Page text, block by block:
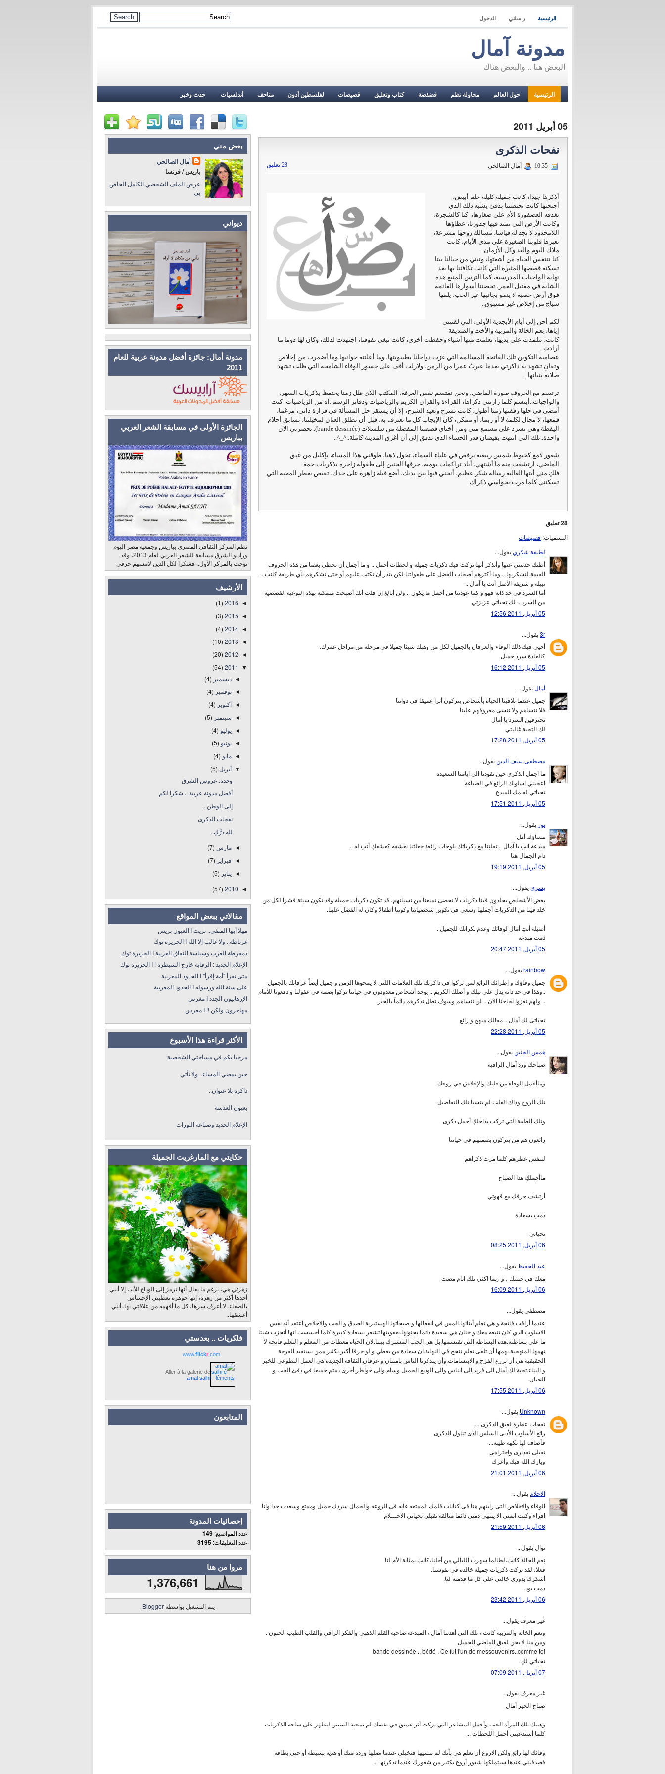
الرئيسية راسلني الدخول
مدونة آمال
البعض هنا .. والبعض هناك
الرئيسية حول العالم محاولة نظم فضفضة كتاب وتعليق قصيصات لفلسطين أدون متاحف أندلسيات حدث وخبر
05 أبريل 2011
نفحات الذكرى
28 تعليق أمال الصالحي
أذكرها جيدا، كانت جميلة كليلة حلم أبيض،
أجنحتها كانت تحتضننا بدفئ يشبه ذلك الذي
تغدقه العصفورة الأم على صغارها، كنا كالشجرة،
وكانت الأرض التي تمتد فيها جذورنا، عطاؤها
اللامحدود لا تجد له قياسا، مسالك روحها مشرعة،
تعبرها قلوبنا الصغيرة على مدى الأيام، كانت
ملاك اليوم والغد وكل الأزمان..
كنا نتنفس الحياة من أشعتها، ونبني من خيالنا بيتا
تسكنه قصصها المثيرة التي كانت تكافئنا بها بعد
نهاية الواجبات المدرسية، كما الترس المنيع هذه
الشابة في مقتبل العمر، تحصننا أسوارها القائمة
فوق أرض خصبة لا ينمو بجانبها غير الحب، يلفها
سياج من إخلاص غير مسبوق..
لكم أحن إلى أيام الأبجدية الأولى، التي لقنتني
إياها، نِعم الخالة والمربية والأخت والصديقة
كانت، تتلمذت على يديها، تعلمت منها أشياء وحفظت أخرى، كانت تبغي تفوقنا، اجتهدت لذلك، وكان لها دوما ما
أرادت..
عصامية التكوين تلك الفاتحة المسالمة التي غزت دواخلنا بطيبوبتها، وما أعلنته جوانبها وما أضمرت من إخلاص
وتفانٍ تشهد به ذاكرتي بعدما عبرتُ عمرا من الزمن، ولازلت أقف على جسور الوفاء الشامخة التي ظلت تشهد
صلابة بنيانها..
ترتسم مع الحروف صورة الماضي، ونحن نقتسم نفس الغرفة، المكتب الذي ظل زمنا يحتفظ بذكريات السهر،
والواجبات..أبتسم كلما زارتني ذكراها، القراءة والقرآن الكريم والرياضيات ودفاتر الرسم..آه من الرياضيات، كنت
أمضي في حلها رفقتها زمنا أطول، كانت تشرح وتعيد الشرح، إلا أن يستقر حل المسألة في قرارة ذاتي، مرغما،
فمعها، لا مجال لكلمة لا أو ربما، أو ممكن، كان الإيجاب كل ما تعترف به، قبل أن نطلق العنان لمخيلتنا، نسابق أحلام
اليقظة وهي تسرد على مسمع مني ومن أختاي قصصنا المفضلة من سلسلات (bande dessinée)..تحضرني الان
واحدة..تلك التي انتهت بفيضان قدر الحساء الذي تدفق إلى أن أغرق المدينة كاملة..^_^..
شعور لامع كخيوط شمس ربيعية يرقص في علياء السماء، تحول ذهبا، طوقني هذا المساء، بإكليل من عبق
الماضي، ارتشفت منه ما أشتهي، أباد تراكمات يومية، جرفها الحنين إلى طفولة زاخرة بذكريات جمة..
فلكِ مني أيتها الغالية رسالة شكر عظيم، أنحني فيها بين يديك، أضع قبلة زاهرة على خدك، تفيض بعطر المحبة التي
تسكنني كلما مرت بحواسي ذكراك.
28 تعليق
التسميات: قصيصات
لطيفة شكرييقول...
أظنك حدثتني عنها وأتذكر أنها تركت فيك ذكريات جميلة و لحظات أجمل .. و ما أجمل أن تخطي بعضا من هذه الحروف
القيمة لتشكريها ...وما أكثرهم أصحاب الفضل على طفولتنا لكن ينذر أن نكتب عليهم أو حتى نشكرهم بأي طريقة كانت ..
نبيلة و شريفة الأصل أنت يا آمال ..
أما السرد في حد ذاته فهو و كما عودتنا من أجمل ما يكون .. ولن أبالغ إن قلت أنك أصبحت متمكنة بهذه النوعية القصصية
من السرد .. لك تحياتي عزيزتي
05 أبريل, 2011 12:56
3rيقول...
أحيي فيك ذلك الوفاء والعرفان بالجميل لكل من وهبك شيئا جميلا في مرحلة من مراحل عمرك.
كالعادة سرد جميل
05 أبريل, 2011 16:12
أمال يقول...
جميل عندما تلاقينا الحياة بأشخاص يتركون أثرا عميقا في دواتنا
فلا ننساهم ولا ننسى معروفهم علينا
تحترفين السرد يا أمال
لك التحية غاليتي
05 أبريل, 2011 17:28
مصطفى سيف الدين يقول...
ما اجمل الذكرى حين تقودنا الى ايامنا السعيدة
اعجبني اسلوبك الرائع في الصياغة
تحياتي لقلمك المبدع
05 أبريل, 2011 17:51
نور يقول...
مساؤك أمل
مبدعة انتِ يا آمال .. نقلتِنا مع ذكرياتك بلوحات رائعة جعلتنا نعشقه كعشقكِ أنتِ له ..
دام الجمال هنا
05 أبريل, 2011 19:19
يسرىيقول...
بعض الأشخاص يخلدون فينا ذكريات لا تحصى تمنعنا من نسيانهم، قد تكون ذكريات جميلة وقد تكون سيئة فشرا لكل من
خلد فينا من الذكريات أجملها وسعى في تكوين شخصياتنا وكوننا أطفالا وكان له الفضل علينا.
أصيلة أنتِ أمال لوفائك وعدم نكرانك للجميل .
دمت مبدعة
05 أبريل, 2011 20:47
rainbowيقول...
جميل وفاؤك و إطرائك الرائع لمن تركوا فى ذاكرتك تلك العلامات اللتى لا يمحوها الزمن و جميل أيضاً عرفانك بالجميل
..وهذا فى حد ذاته يدل على نبلك و أصلك الكريم .. يوجد أشخاص معدودون فى حياتنا تركوا بصمة فى عقولنا و دفعونا للأمام
.. ولهم نعزوا نجاحنا الان .. لن ننساهم وسوف نظل نذكرهم دائماً بالخير
تحياتى لك أمال .. مقالك مبهج و رائع
05 أبريل, 2011 22:28
همس الحنين يقول...
صباحك ورد آمال الراقية
وماأجمل الوفاء من قلبك والإخلاص في روحك
تلك الروح وذاك القلب لم ينسيا تلك التفاصيل
وتلك الطيبة التي تركت بداخلكِ أجمل ذكرى
رائعون هم من يتركون بصمتهم في حياتنا
لنتفس عطرهم كلما مرت ذكراهم
ماأجملكِ هذا الصباح
أرتشف حرفك مع قهوتي
دمتِ بسعادة
تحياتي
06 أبريل, 2011 08:25
عبد الحفيظ يقول...
معك في حنينك ، و ربما اكثر، تلك ايام مضت
06 أبريل, 2011 16:09
مصطفى يقول...
عندما أراقب فاتحة و هي تعلم أبنائها.المس في انفعالها و صيحاتها الهستيرية الصدق و الحب والاخلاص.اعتقد أنه نفس
الاسلوب الدي كان تتبعه معك و حنان.هي سعيدة دائما بجنونها.بعفويتها.تشعر بسعادة كبيرة كلما أحسست انها أنجزت شيئا
ما على بساطته.هده البساطة التي نقتسمها.بل هي الحب المشترك بيننا.لان الحياة معطات من المعلم و التعلم.فاتحة لا
تهمها المنهجية.يهمها أن تلقى.تعلم.تنجح في النهاية.ان سعادة من يعطي و لو حرفا أكبر بكثير ممن يستفيد.الفرحة
الحقيقية هي أن نزرع الفرح و الابتسامات.وأن يتدكرنا الناس بامتنان و عرفان.الثقافة الجديدة هي العمل التطوعي للخير
و البناء.تحية لك أمال.الى فريد.الى ايناس والى الوديع الجميل وسام.والى خواطر أخرى دمتم جميعا في دفئ الحب و
الحنان.
06 أبريل, 2011 17:55
Unknown يقول...
نفحات عطرة لعبق الذكرى.....
رائع الأسلوب الأدبى السلس الذى تناول الذكرى
فأضاف لها نكهة طيبة...
تقبلى تقديرى واحترامى
وبارك الله فيك وأعزك
06 أبريل, 2011 21:01
الاحلام يقول...
الوفاء والاخلاص التى رايتهم هنا فى كتابات قلمك الممتعه غايه فى الروعه والجمال سردك جميل وممتع وسعدت جدا وانا
اقراء وكنت اتمنى الا ينتهى دمتى دائما متالقه تقبلى تحياتى الاحـــلام
06 أبريل, 2011 21:59
نوال يقول...
نِعم الخالة كانت،لطالما سهرت الليالي من أجلنا،كانت بمثابة الأم لنا.
فعلا، لقد تركت ذكريات جميلة خالدة في نفوسنا.
أشكرك بدوري خالتي على كل ما قدمته لنا.
دمت بود.
06 أبريل, 2011 23:42
غير معرف يقول...
ونعم الخالة والمربية كانت ، تلك التي أهدتنا أمال ، المبدعة صاحبة القلم الذهبي والفكر الراقي والقلب الطيب الحنون .
ومن منا لا يحن لعبق الماضي الجميل
bande dessinée .. bédé , Ce fut l'un de messouvenirs..comme toi
تحياتي لكِ .
07 أبريل, 2011 07:09
غير معرف يقول...
صباح الحير أمال
وهبتك تلك المرأة الحب وأجمل المشاعر التي تركت أثر عميق في نفسك لم تمحيه السنين ليظهر على ساحة الذكريات
كلما أستدعيتي أجمل اللحظات ...
وفائك لها رائع ولكن الاروع أن تعلم هي بأنك لم تنسيها فتخيلي عندما تصلها وردة منك أو هدية بسيطة أو حتى بطاقة
فصدقيني عندها سيتملكها شعور أروع بكثير من شعورك عندما تذكرتها ...
بعض مني
أمال الصالحي
باريس / فرنسا
عرض الملف الشخصي الكامل الخاص
بي
ديواني
مدونة أمال: جائزة أفضل مدونة عربية للعام
2011
الجائزة الأولى في مسابقة الشعر العربي
بباريس
نظم المركز الثقافي المصري بباريس وجمعية مصر اليوم
وراديو الشرق مسابقة للشعر العربي لعام 2013، وقد
توجت بالمركز الأول.. فشكرا لكل الذين لامسهم حرفي
الأرشيف
◄
2016
(1)
◄
2015
(3)
◄
2014
(4)
◄
2013
(10)
◄
2012
(20)
▼
2011
(54)
◄ديسمبر (4)
◄نوفمبر (4)
◄ أكتوبر (4)
◄ سبتمبر (5)
◄يوليو (4)
◄يونيو (5)
◄مايو (4)
▼ أبريل (5)
وجدة..عروس الشرق
أفضل مدونة عربية .. شكرا لكم
إلى الوطن ..
نفحات الذكرى
لله درُّكِ..
◄مارس (7)
◄ فبراير (7)
◄يناير (5)
◄
2010
(57)
مقالاتي ببعض المواقع
مهلا أيها المنفى.. تريث I العيون بريس
غرناطة.. ولا غالب إلا الله I الجزيرة توك
دمقرطة العرب وسياسة النفاق الغربية I الجزيرة توك
الإعلام الجديد : الرقابة خارج السيطرة ! I الجزيرة توك
متى تقرأ "أمة إقرأ" I الحدود المغربية
على سنة الله ورسوله I الحدود المغربية
الإرهابيون الجدد I مغرس
مهاجرون ولكن !! I مغرس
الأكثر قراءة هذا الأسبوع
مرحبا بكم في مساحتي الشخصية
حين يمضي المساء.. ولا تأتي
ذاكرة بلا عنوان..
بعيون العدسة
الإعلام الجديد وصناعة الثورات
حكايتي مع المارغريت الجميلة
زهرتي هي، برغم ما يقال أنها ترمز إلى الوداع للأبد، إلا أنني
أجدها أكثر من زهرة، إنها جوهرة تعطيني الإحساس
بالصفاء..لا أعرف سرها، كل ما أفهمه من علاقتي بها..أنني
أعشقها..
فلكريات .. بعدستي
www.flickr .com
Aller à la galerie de
amal salhi
المتابعون
إحصائيات المدونة
عدد المواضيع: 149
عدد التعليقات: 3195
مروا من هنا
1,376,661
يتم التشغيل بواسطة Blogger
.